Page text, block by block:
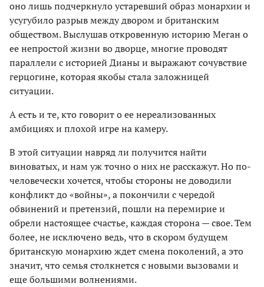
оно лишь подчеркнуло устаревший образ монархии и
усугубило разрыв между двором и британским
обществом. Выслушав откровенную историю Меган о
ее непростой жизни во дворце, многие проводят
параллели с историей Дианы и выражают сочувствие
герцогине, которая якобы стала заложницей
ситуации.
А есть и те, кто говорит о ее нереализованных
амбициях и плохой игре на камеру.
В этой ситуации навряд ли получится найти
виноватых, и нам уж точно о них не расскажут. Но по-
человечески хочется, чтобы стороны не доводили
конфликт до «войны», а покончили с чередой
обвинений и претензий, пошли на перемирие и
обрели настоящее счастье, каждая сторона — свое. Тем
более, не исключено ведь, что в скором будущем
британскую монархию ждет смена поколений, а это
значит, что семья столкнется с новыми вызовами и
еще большими волнениями.